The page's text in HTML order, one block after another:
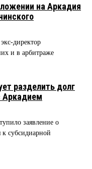
на Аркадия
директор
и в арбитраже
разделить долг
Аркадием
заявление о
к субсидиарной